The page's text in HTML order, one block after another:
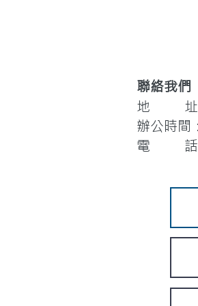
聯絡我們
地 址：
辦公時間
電 話：